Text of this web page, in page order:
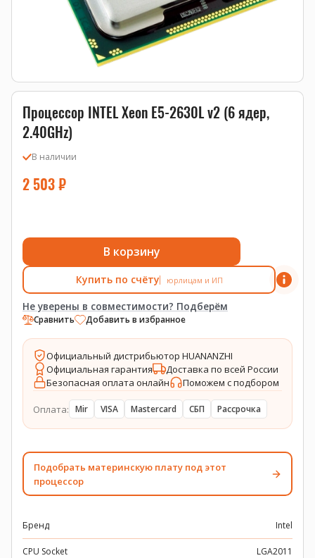
Процессор INTEL Xeon E5-2630L v2 (6 ядер,
2.40GHz)
В наличии
2 503₽
В корзину
Купить по счёту юрлицам и ИП
Не уверены в совместимости? Подберём
Сравнить Добавить в избранное
Официальный дистрибьютор HUANANZHI
Официальная гарантия
Доставка по всей России
Безопасная оплата онлайн
Поможем с подбором
Оплата: Mir VISA Mastercard СБП Рассрочка
Подобрать материнскую плату под этот
процессор
Бренд Intel
CPU Socket LGA2011